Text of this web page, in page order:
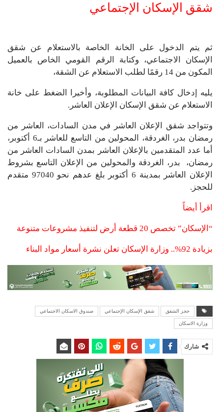
شقق الإسكان الإجتماعي
ثم يتم الدخول على الخانة الخاصة بالاستعلام عن شقق
الإسكان الاجتماعي، وكتابة الرقم القومي الخاص بالعميل
المكون من 14 رقمًا لطلب الاستعلام عن الشقة،
يليه إدخال كافة البيانات المطلوبة، وأخيرا الضغط على خانة
الاستعلام عن شقق الإسكان الإعلان العاشر.
وتتواجد شقق الإعلان العاشر في مدن السادات، العاشر من
رمضان بدر، الغردقة، المحولين من التاسع للعاشر بـ6 أكتوبر،
أما عدد المتقدمين بالإعلان العاشر بمدن السادات العاشر من
رمضان، بدر، الغردقة والمحولين من الإعلان التاسع بشروط
الإعلان العاشر بمدينة 6 أكتوبر بلغ عدهم نحو 97040 متقدم
للحجز.
اقرأ أيضاً
“الإسكان” تخصص 20 قطعة أرض لتنفيذ مشروعات متنوعة
بزيادة 92%.. وزارة الإسكان تعلن نشرة أسعار مواد البناء
حجز الشقق شقق الإسكان الإجتماعي صندوق الاسكان الاجتماعي
وزارة الاسكان
شارك